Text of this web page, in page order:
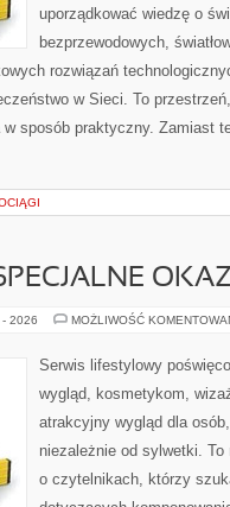
uporządkować wiedzę o
bezprzewodowych,
rozwiązań
w Sieci. To
sposób praktyczny. Zamiast
2026 MOŻLIWOŚĆ
Serwis lifestylowy
wygląd, kosmetykom,
atrakcyjny wygląd dla
niezależnie od sylwetki.
o czytelnikach, którzy